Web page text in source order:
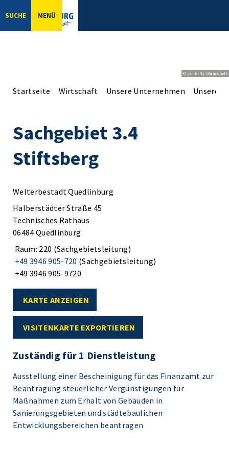
SUCHE MENÜ
© Jan-Billy Blum-Arndt
Startseite Wirtschaft Unsere Unternehmen Unsere
Sachgebiet 3.4
Stiftsberg
Welterbestadt Quedlinburg
Halberstädter Straße 45
Technisches Rathaus
06484 Quedlinburg
Raum: 220 (Sachgebietsleitung)
+49 3946 905-720 (Sachgebietsleitung)
+49 3946 905-9720
KARTE ANZEIGEN
VISITENKARTE EXPORTIEREN
Zuständig für 1 Dienstleistung
Ausstellung einer Bescheinigung für das Finanzamt zur
Beantragung steuerlicher Vergünstigungen für
Maßnahmen zum Erhalt von Gebäuden in
Sanierungsgebieten und städtebaulichen
Entwicklungsbereichen beantragen